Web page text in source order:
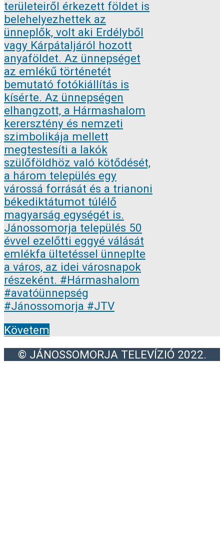
Követem
© JÁNOSSOMORJA TELEVÍZIÓ 2022.